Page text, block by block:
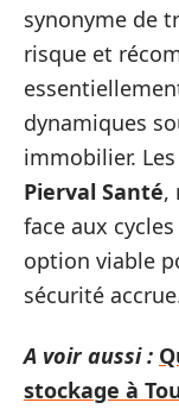
synonyme de
risque et
dynamiques
immobilier.
Pierval Santé,
face aux
option viable
sécurité
A voir aussi :
stockage à